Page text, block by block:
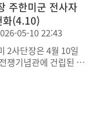
타인을 위한 헌신의
겨 있습니다. 그들을 기
은 단순한 회상을 넘어
은 그들이 남긴 희생에
살아가야 한다는 우리
깨워 줍니다. 이러한
주한미군 전사자
화(4.10)
05-10 22:43
2사단장은 4월 10일
쟁기념관에 건립된 주